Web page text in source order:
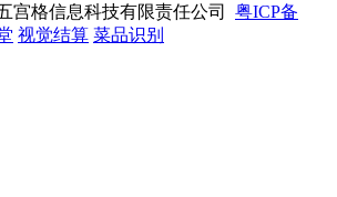
宫格信息科技有限责任公司 粤ICP备
视觉结算 菜品识别